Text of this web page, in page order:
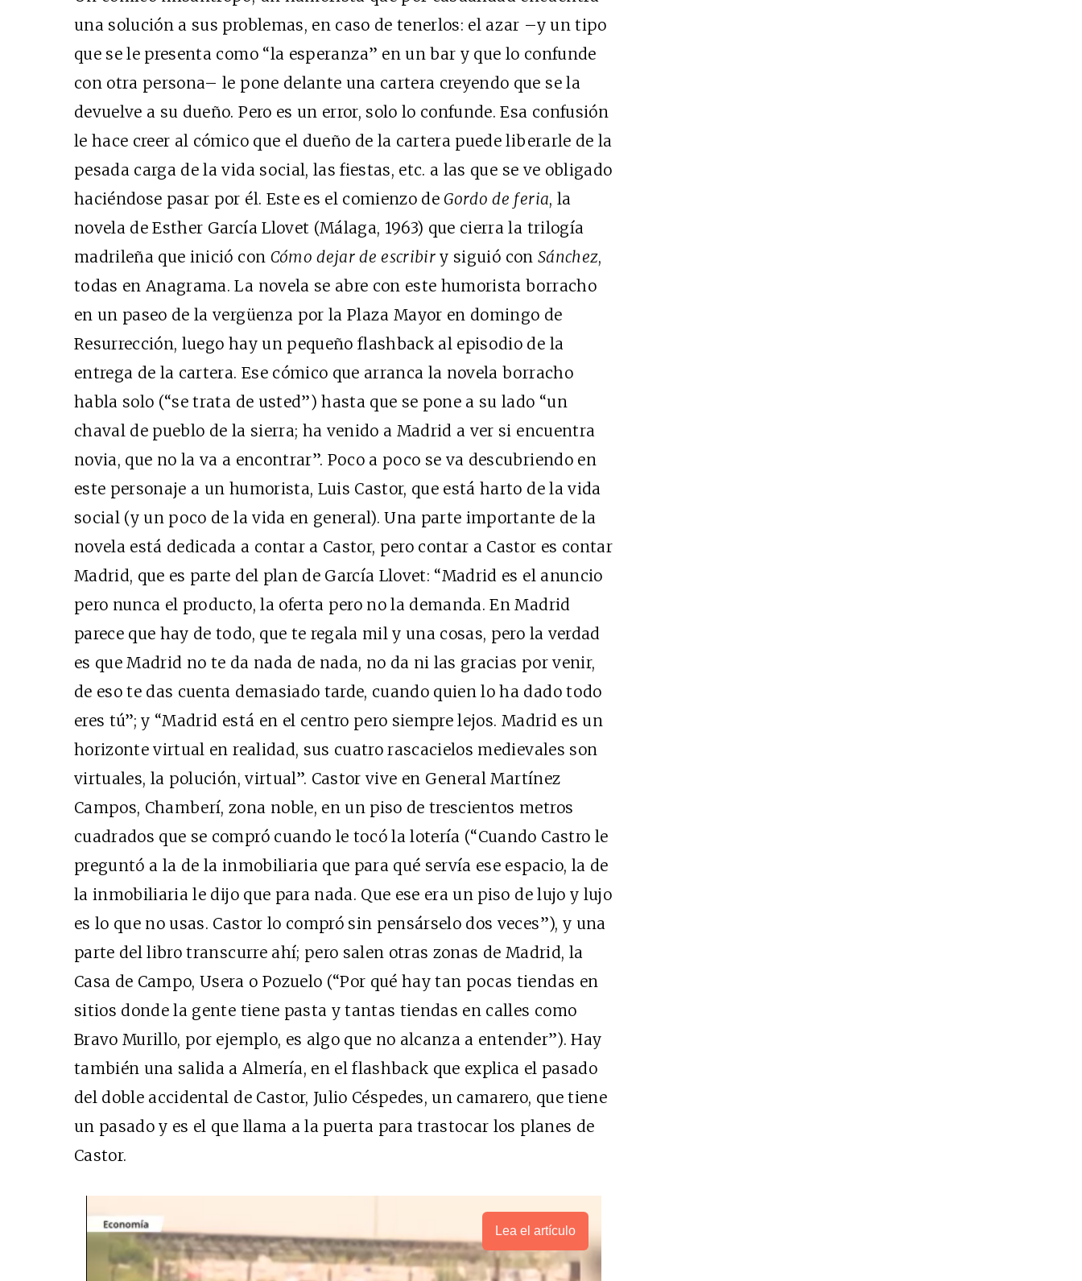
una solución a sus problemas, en caso de tenerlos: el azar –y un tipo
que se le presenta como “la esperanza” en un bar y que lo confunde
con otra persona– le pone delante una cartera creyendo que se la
devuelve a su dueño. Pero es un error, solo lo confunde. Esa confusión
le hace creer al cómico que el dueño de la cartera puede liberarle de la
pesada carga de la vida social, las fiestas, etc. a las que se ve obligado
haciéndose pasar por él. Este es el comienzo de Gordo de feria, la
novela de Esther García Llovet (Málaga, 1963) que cierra la trilogía
madrileña que inició con Cómo dejar de escribiry siguió con Sánchez,
todas en Anagrama. La novela se abre con este humorista borracho
en un paseo de la vergüenza por la Plaza Mayor en domingo de
Resurrección, luego hay un pequeño flashback al episodio de la
entrega de la cartera. Ese cómico que arranca la novela borracho
habla solo (“se trata de usted”) hasta que se pone a su lado “un
chaval de pueblo de la sierra; ha venido a Madrid a ver si encuentra
novia, que no la va a encontrar”. Poco a poco se va descubriendo en
este personaje a un humorista, Luis Castor, que está harto de la vida
social (y un poco de la vida en general). Una parte importante de la
novela está dedicada a contar a Castor, pero contar a Castor es contar
Madrid, que es parte del plan de García Llovet: “Madrid es el anuncio
pero nunca el producto, la oferta pero no la demanda. En Madrid
parece que hay de todo, que te regala mil y una cosas, pero la verdad
es que Madrid no te da nada de nada, no da ni las gracias por venir,
de eso te das cuenta demasiado tarde, cuando quien lo ha dado todo
eres tú”; y “Madrid está en el centro pero siempre lejos. Madrid es un
horizonte virtual en realidad, sus cuatro rascacielos medievales son
virtuales, la polución, virtual”. Castor vive en General Martínez
Campos, Chamberí, zona noble, en un piso de trescientos metros
cuadrados que se compró cuando le tocó la lotería (“Cuando Castro le
preguntó a la de la inmobiliaria que para qué servía ese espacio, la de
la inmobiliaria le dijo que para nada. Que ese era un piso de lujo y lujo
es lo que no usas. Castor lo compró sin pensárselo dos veces”), y una
parte del libro transcurre ahí; pero salen otras zonas de Madrid, la
Casa de Campo, Usera o Pozuelo (“Por qué hay tan pocas tiendas en
sitios donde la gente tiene pasta y tantas tiendas en calles como
Bravo Murillo, por ejemplo, es algo que no alcanza a entender”). Hay
también una salida a Almería, en el flashback que explica el pasado
del doble accidental de Castor, Julio Céspedes, un camarero, que tiene
un pasado y es el que llama a la puerta para trastocar los planes de
Castor.
Lea el artículo